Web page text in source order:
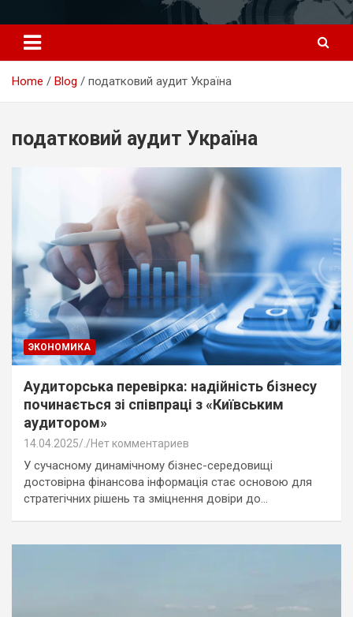
к
содержимому
Home Blog податковий аудит Україна
податковий аудит Україна
ЭКОНОМИКА
Аудиторська перевірка: надійність бізнесу
починається зі співпраці з «Київським
аудитором»
14.04.2025 Нет комментариев
У сучасному динамічному бізнес-середовищі
достовірна фінансова інформація стає основою для
стратегічних рішень та зміцнення довіри до…